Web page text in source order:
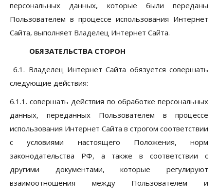
персональных данных, которые были переданы
Пользователем в процессе использования Интернет
Сайта, выполняет Владелец Интернет Сайта.
ОБЯЗАТЕЛЬСТВА СТОРОН
6.1. Владелец Интернет Сайта обязуется совершать
следующие действия:
6.1.1. совершать действия по обработке персональных
данных, переданных Пользователем в процессе
использования Интернет Сайта в строгом соответствии
с условиями настоящего Положения, норм
законодательства РФ, а также в соответствии с
другими документами, которые регулируют
взаимоотношения между Пользователем и